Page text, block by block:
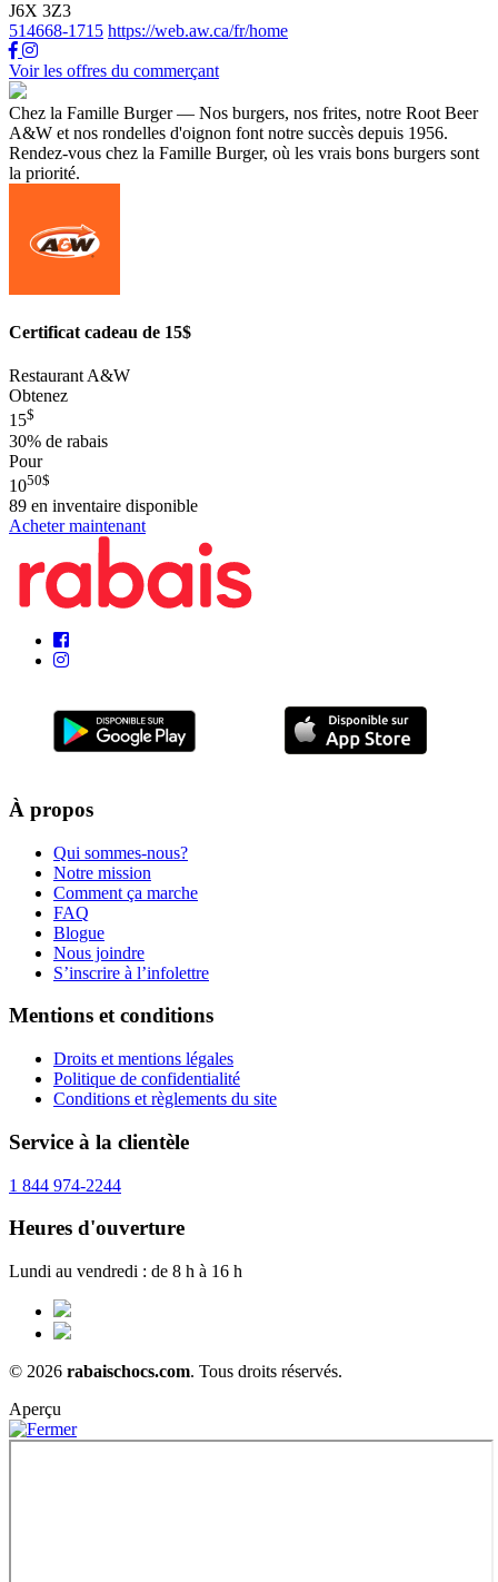
J6X 3Z3
514668-1715 https://web.aw.ca/fr/home
Voir les offres du commerçant
Chez la Famille Burger — Nos burgers, nos frites, notre Root Beer
A&W et nos rondelles d'oignon font notre succès depuis 1956.
Rendez-vous chez la Famille Burger, où les vrais bons burgers sont
la priorité.
Certificat cadeau de 15$
Restaurant A&W
Obtenez
15$
30% de rabais
Pour
1050$
89 en inventaire disponible
Acheter maintenant
À propos
Qui sommes-nous?
Notre mission
Comment ça marche
FAQ
Blogue
Nous joindre
S’inscrire à l’infolettre
Mentions et conditions
Droits et mentions légales
Politique de confidentialité
Conditions et règlements du site
Service à la clientèle
1 844 974-2244
Heures d'ouverture
Lundi au vendredi : de 8 h à 16 h
© 2026 rabaischocs.com. Tous droits réservés.
Aperçu